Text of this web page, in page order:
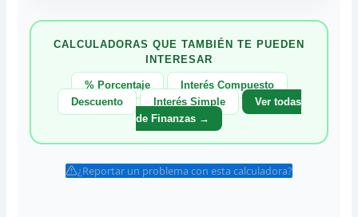
CALCULADORAS QUE TAMBIÉN TE PUEDEN
INTERESAR
% Porcentaje
Interés Compuesto
Descuento
Interés Simple
Ver todas
de Finanzas →
¿Reportar un problema con esta calculadora?